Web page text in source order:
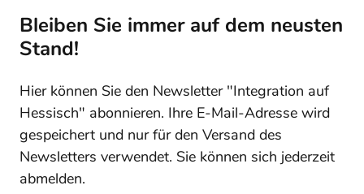
Bleiben Sie immer auf dem neusten
Stand!
Hier können Sie den Newsletter "Integration auf
Hessisch" abonnieren. Ihre E-Mail-Adresse wird
gespeichert und nur für den Versand des
Newsletters verwendet. Sie können sich jederzeit
abmelden.